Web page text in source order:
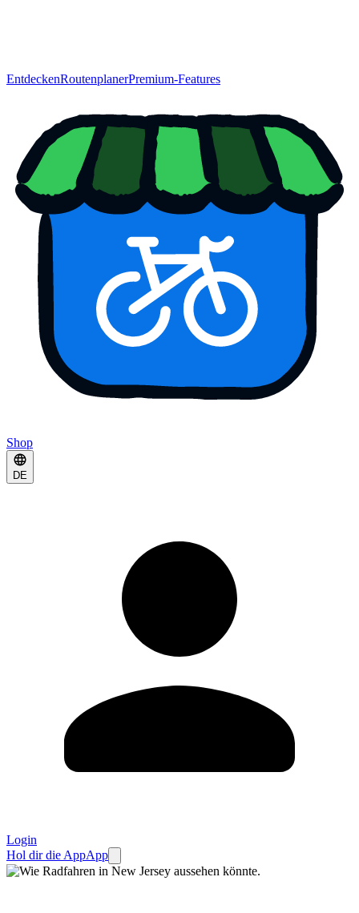
EntdeckenRoutenplanerPremium-Features
Shop
DE
Login
Hol dir die AppApp